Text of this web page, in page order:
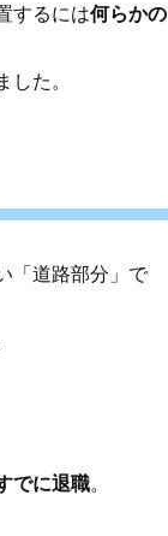
するには何らかの
した。
「道路部分」で
でに退職。